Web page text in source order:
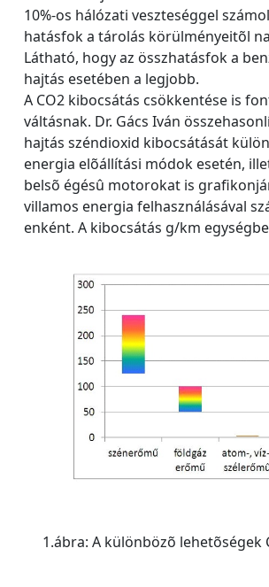
10%-os hálózati veszteséggel
hatásfok a tárolás körülményeitõl
Látható, hogy az összhatásfok a
hajtás esetében a legjobb.
A CO2 kibocsátás csökkentése is
váltásnak. Dr. Gács Iván
hajtás széndioxid kibocsátását
energia elõállítási módok esetén,
belsõ égésû motorokat is
villamos energia felhasználásával
enként. A kibocsátás g/km
1.ábra: A különbözõ lehetõségek